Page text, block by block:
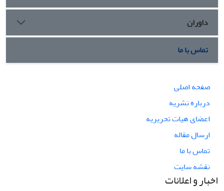
داوران
تماس با ما
صفحه اصلی
درباره نشریه
اعضای هیات تحریریه
ارسال مقاله
تماس با ما
نقشه سایت
اخبار و اعلانات